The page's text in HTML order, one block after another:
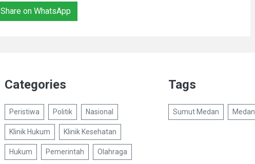
Share on WhatsApp
Categories
Peristiwa Politik Nasional
Klinik Hukum Klinik Kesehatan
Hukum Pemerintah Olahraga
Tags
Sumut Medan Medan